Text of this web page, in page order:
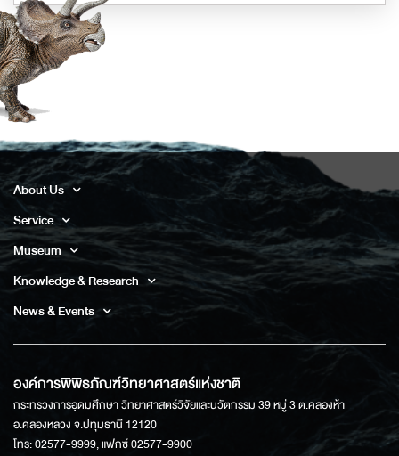
About Us
Service
Museum
Knowledge & Research
News & Events
องค์การพิพิธภัณฑ์วิทยาศาสตร์แห่งชาติ
กระทรวงการอุดมศึกษา วิทยาศาสตร์วิจัยและนวัตกรรม 39 หมู่ 3 ต.คลองห้า
อ.คลองหลวง จ.ปทุมธานี 12120
โทร: 02577-9999, แฟกซ์ 02577-9900